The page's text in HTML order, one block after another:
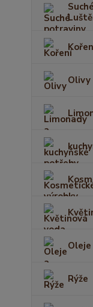
Olivy
Oleje
Rýže